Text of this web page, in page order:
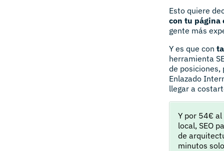
Esto quiere
con tu página
gente más
Y es que con
herramienta
de posiciones,
Enlazado
llegar a
Y por 54€ al
local, SEO
de
minutos